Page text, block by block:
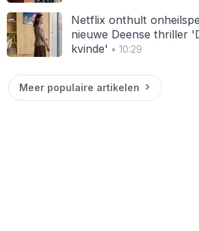
Netflix onthult
nieuwe Deense thriller
kvinde' • 10:29
Meer populaire artikelen